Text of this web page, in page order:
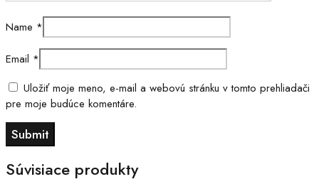
Name *
Email *
Uložiť moje meno, e-mail a webovú stránku v tomto prehliadači
pre moje budúce komentáre.
Súvisiace produkty